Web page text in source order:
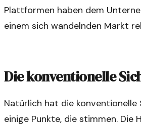
Plattformen haben dem
einem sich wandelnden Markt
Die konventionelle
Natürlich hat die konventionelle
einige Punkte, die stimmen. Die